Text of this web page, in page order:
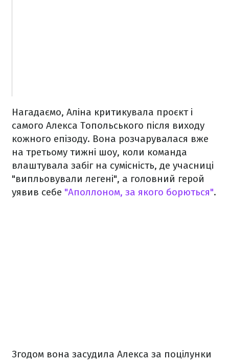
Нагадаємо, Аліна критикувала проєкт і
самого Алекса Топольського після виходу
кожного епізоду. Вона розчарувалася вже
на третьому тижні шоу, коли команда
влаштувала забіг на сумісність, де учасниці
"випльовували легені", а головний герой
уявив себе "Аполлоном, за якого борються".
Згодом вона засудила Алекса за поцілунки